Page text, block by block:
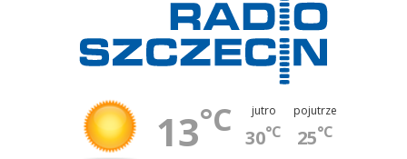
13°C jutro
30°C
pojutrze
25°C